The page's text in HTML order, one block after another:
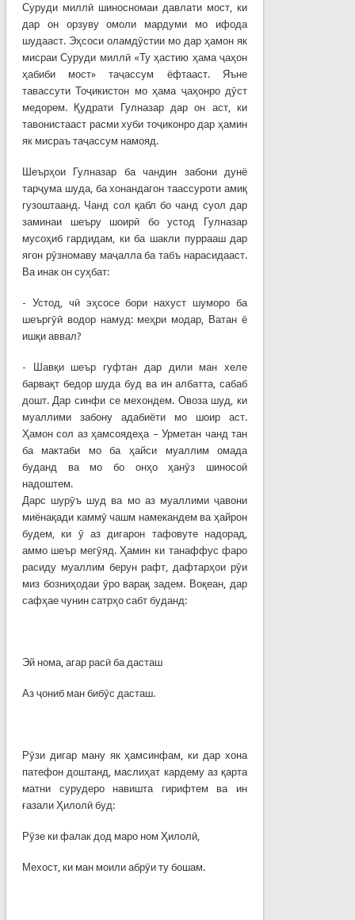
Суруди миллӣ шиносномаи давлати мост, ки
дар он орзуву омоли мардуми мо ифода
шудааст. Эҳсоси оламдӯстии мо дар ҳамон як
мисраи Суруди миллӣ «Ту ҳастию ҳама ҷаҳон
ҳабиби мост» таҷассум ёфтааст. Яъне
тавассути Тоҷикистон мо ҳама ҷаҳонро дӯст
медорем. Қудрати Гулназар дар он аст, ки
тавонистааст расми хуби тоҷиконро дар ҳамин
як мисраъ таҷассум намояд.
Шеърҳои Гулназар ба чандин забони дунё
тарҷума шуда, ба хонандагон таассуроти амиқ
гузоштаанд. Чанд сол қабл бо чанд суол дар
заминаи шеъру шоирӣ бо устод Гулназар
мусоҳиб гардидам, ки ба шакли пуррааш дар
ягон рӯзномаву маҷалла ба табъ нарасидааст.
Ва инак он суҳбат:
- Устод, чӣ эҳсосе бори нахуст шуморо ба
шеъргӯӣ водор намуд: меҳри модар, Ватан ё
ишқи аввал?
- Шавқи шеър гуфтан дар дили ман хеле
барвақт бедор шуда буд ва ин албатта, сабаб
дошт. Дар синфи се мехондем. Овоза шуд, ки
муаллими забону адабиёти мо шоир аст.
Ҳамон сол аз ҳамсоядеҳа – Урметан чанд тан
ба мактаби мо ба ҳайси муаллим омада
буданд ва мо бо онҳо ҳанӯз шиносоӣ
надоштем.
Дарс шурӯъ шуд ва мо аз муаллими ҷавони
миёнақади каммӯ чашм намекандем ва ҳайрон
будем, ки ӯ аз дигарон тафовуте надорад,
аммо шеър мегӯяд. Ҳамин ки танаффус фаро
расиду муаллим берун рафт, дафтарҳои рӯи
миз бозниҳодаи ӯро варақ задем. Воқеан, дар
сафҳае чунин сатрҳо сабт буданд:
Эй нома, агар расӣ ба дасташ
Аз ҷониб ман бибӯс дасташ.
Рӯзи дигар ману як ҳамсинфам, ки дар хона
патефон доштанд, маслиҳат кардему аз қарта
матни сурудеро навишта гирифтем ва ин
ғазали Ҳилолӣ буд:
Рӯзе ки фалак дод маро ном Ҳилолӣ,
Мехост, ки ман моили абрӯи ту бошам.